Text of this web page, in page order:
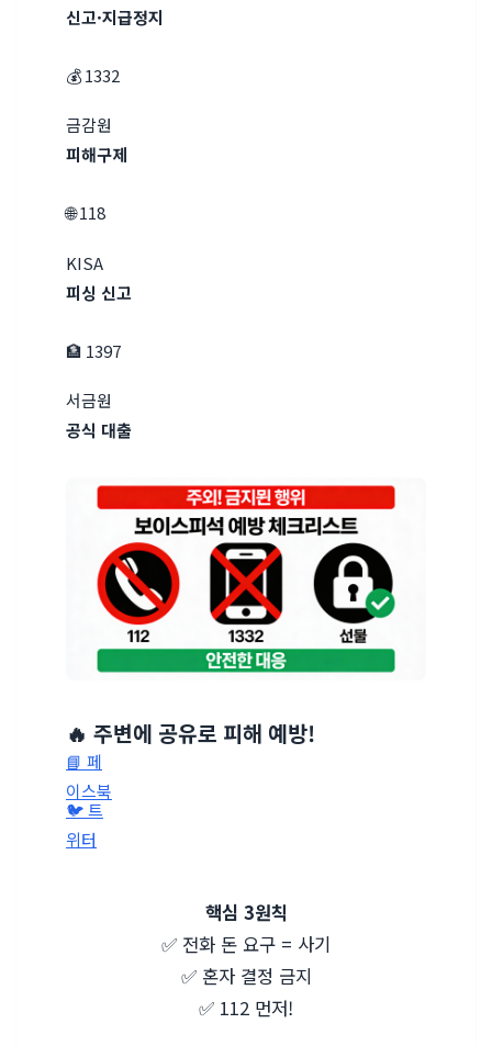
신고·지급정지
💰 1332
금감원
피해구제
🌐 118
KISA
피싱 신고
🏦 1397
서금원
공식 대출
🔥 주변에 공유로 피해 예방!
📘 페
이스북
🐦 트
위터
핵심 3원칙
✅ 전화 돈 요구 = 사기
✅ 혼자 결정 금지
✅ 112 먼저!